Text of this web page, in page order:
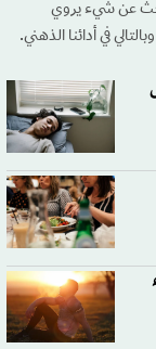
عن شيء يروي
في أدائنا الذهني.